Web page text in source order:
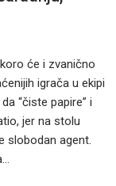
će i zvanično
igrača u ekipi
“čiste papire” i
jer na stolu
slobodan agent.